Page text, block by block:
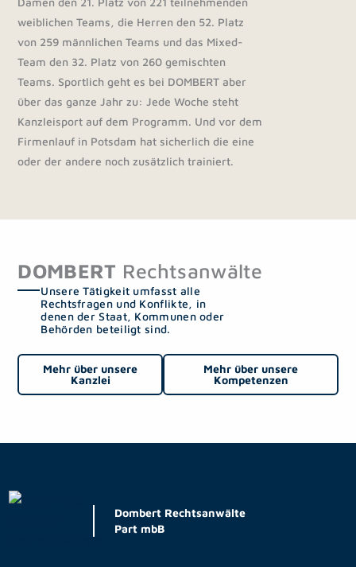
weiblichen Teams, die Herren den 52. Platz
von 259 männlichen Teams und das Mixed-
Team den 32. Platz von 260 gemischten
Teams. Sportlich geht es bei DOMBERT aber
über das ganze Jahr zu: Jede Woche steht
Kanzleisport auf dem Programm. Und vor dem
Firmenlauf in Potsdam hat sicherlich die eine
oder der andere noch zusätzlich trainiert.
DOMBERT Rechtsanwälte
Unsere Tätigkeit umfasst alle
Rechtsfragen und Konflikte, in
denen der Staat, Kommunen oder
Behörden beteiligt sind.
Mehr über unsere
Kanzlei
Mehr über unsere
Kompetenzen
Dombert Rechtsanwälte
Part mbB